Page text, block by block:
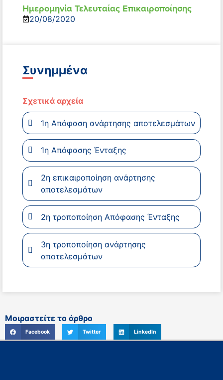
Ημερομηνία Τελευταίας Επικαιροποίησης
20/08/2020
Συνημμένα
Σχετικά αρχεία
1η Απόφαση ανάρτησης αποτελεσμάτων
1η Απόφασης Ένταξης
2η επικαιροποίηση ανάρτησης
αποτελεσμάτων
2η τροποποίηση Απόφασης Ένταξης
3η τροποποίηση ανάρτησης
αποτελεσμάτων
Μοιραστείτε το άρθρο
Facebook Twitter LinkedIn